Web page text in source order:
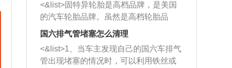
<&list>固特异轮胎是高档品牌，是美国
的汽车轮胎品牌。虽然是高档轮胎品
牌，但是中高低端的轮胎都有生产，这
也是为了更好的开拓市场。
国六排气管堵塞怎么清理
<&list>1、当车主发现自己的国六车排气
管出现堵塞的情况时，可以利用铁丝或